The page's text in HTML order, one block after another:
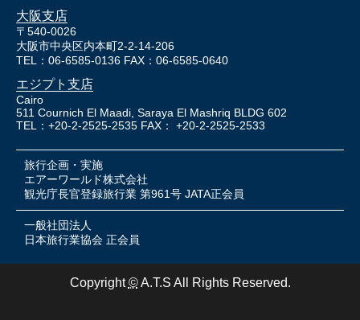
大阪支店
〒540-0026
大阪市中央区内本町2-2-14-206
TEL：06-6585-0136 FAX：06-6585-0640
エジプト支店
Cairo
511 Cournich El Maadi, Saraya El Mashriq BLDG 602
TEL：+20-2-2525-2535 FAX： +20-2-2525-2533
旅行企画・実施
エアーワールド株式会社
観光庁長官登録旅行業 第961号 JATA正会員
一般社団法人
日本旅行業協会 正会員
Copyright© A.T.S All Rights Reserved.